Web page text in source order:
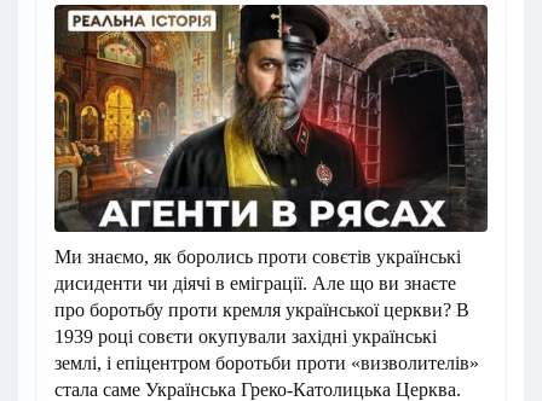
Ми знаємо, як боролись проти совєтів українські
дисиденти чи діячі в еміграції. Але що ви знаєте
про боротьбу проти кремля української церкви? В
1939 році совєти окупували західні українські
землі, і епіцентром боротьби проти «визволителів»
стала саме Українська Греко-Католицька Церква.